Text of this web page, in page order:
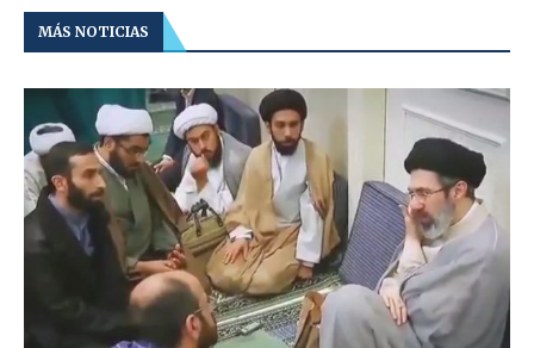
MÁS NOTICIAS